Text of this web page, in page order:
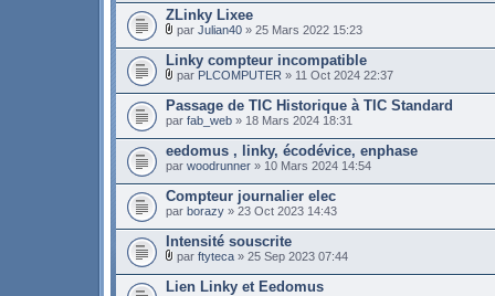
ZLinky Lixee
par Julian40 » 25 Mars 2022 15:23
Linky compteur incompatible
par PLCOMPUTER » 11 Oct 2024 22:37
Passage de TIC Historique à TIC Standard
par fab_web » 18 Mars 2024 18:31
eedomus , linky, écodévice, enphase
par woodrunner » 10 Mars 2024 14:54
Compteur journalier elec
par borazy » 23 Oct 2023 14:43
Intensité souscrite
par ftyteca » 25 Sep 2023 07:44
Lien Linky et Eedomus